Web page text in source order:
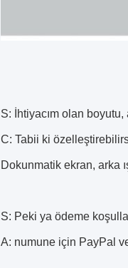
S: İhtiyacım olan
C: Tabii ki
Dokunmatik ekran, arka
S: Peki ya ödeme
A: numune için PayPal